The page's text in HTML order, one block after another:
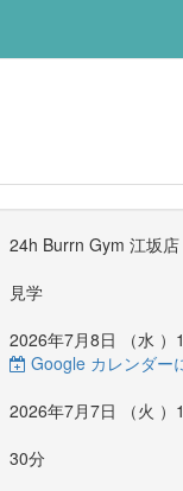
24h Burrn Gym 江坂店
見学
2026年7月8日 （水 ）
Google カレンダー
2026年7月7日 （火 ）
30分